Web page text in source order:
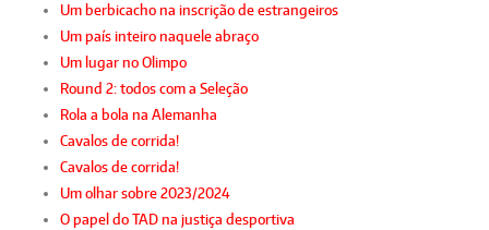
Um berbicacho na inscrição de estrangeiros
Um país inteiro naquele abraço
Um lugar no Olimpo
Round 2: todos com a Seleção
Rola a bola na Alemanha
Cavalos de corrida!
Cavalos de corrida!
Um olhar sobre 2023/2024
O papel do TAD na justiça desportiva